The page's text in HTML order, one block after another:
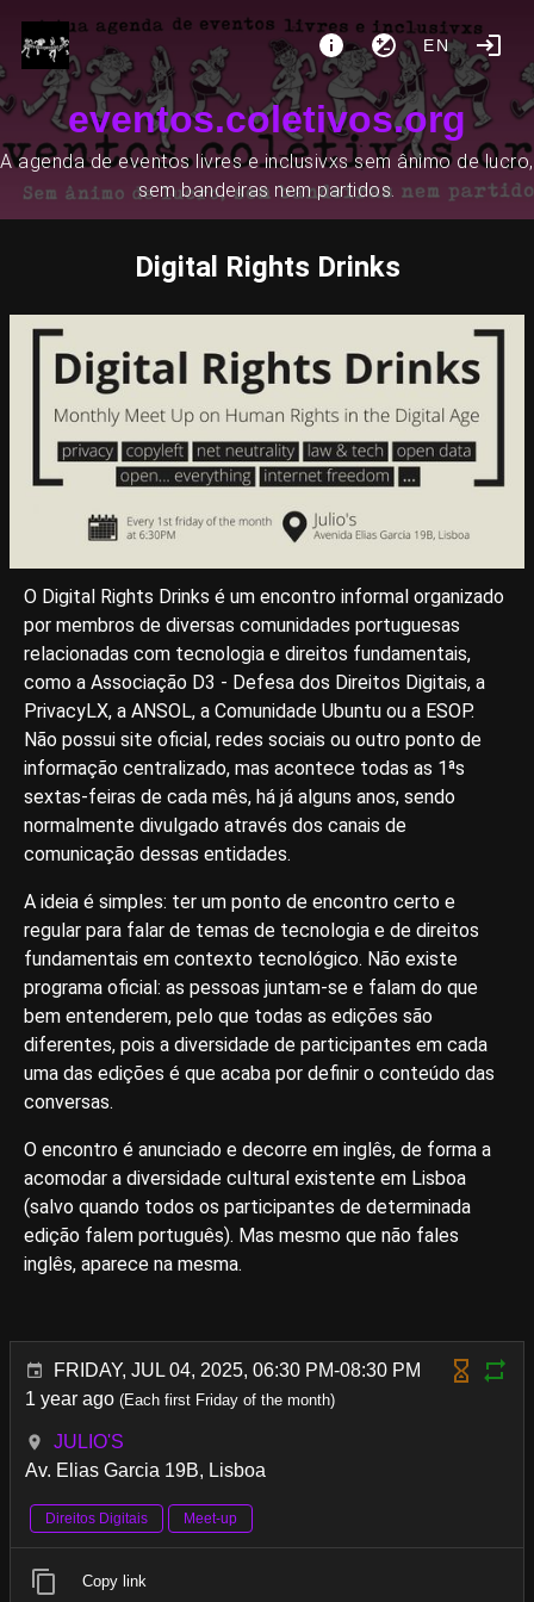
EN
eventos.coletivos.org
A agenda de eventos livres e inclusivxs sem ânimo de lucro,
sem bandeiras nem partidos.
Digital Rights Drinks
O Digital Rights Drinks é um encontro informal organizado
por membros de diversas comunidades portuguesas
relacionadas com tecnologia e direitos fundamentais,
como a Associação D3 - Defesa dos Direitos Digitais, a
PrivacyLX, a ANSOL, a Comunidade Ubuntu ou a ESOP.
Não possui site oficial, redes sociais ou outro ponto de
informação centralizado, mas acontece todas as 1ªs
sextas-feiras de cada mês, há já alguns anos, sendo
normalmente divulgado através dos canais de
comunicação dessas entidades.
A ideia é simples: ter um ponto de encontro certo e
regular para falar de temas de tecnologia e de direitos
fundamentais em contexto tecnológico. Não existe
programa oficial: as pessoas juntam-se e falam do que
bem entenderem, pelo que todas as edições são
diferentes, pois a diversidade de participantes em cada
uma das edições é que acaba por definir o conteúdo das
conversas.
O encontro é anunciado e decorre em inglês, de forma a
acomodar a diversidade cultural existente em Lisboa
(salvo quando todos os participantes de determinada
edição falem português). Mas mesmo que não fales
inglês, aparece na mesma.
FRIDAY, JUL 04, 2025, 06:30 PM-08:30 PM
1 year ago (Each first Friday of the month)
JULIO'S
Av. Elias Garcia 19B, Lisboa
Direitos Digitais Meet-up
Copy link